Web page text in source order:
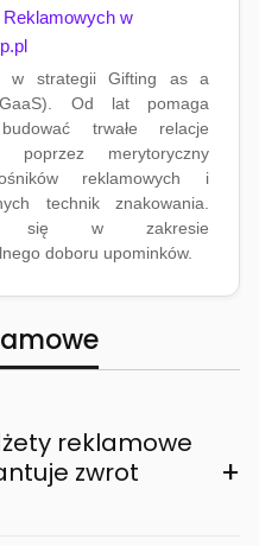
w
w strategii Gifting as a
Od lat pomaga
trwałe relacje
poprzez merytoryczny
reklamowych i
technik znakowania.
się w zakresie
doboru upominków.
reklamowe
zwrot
+